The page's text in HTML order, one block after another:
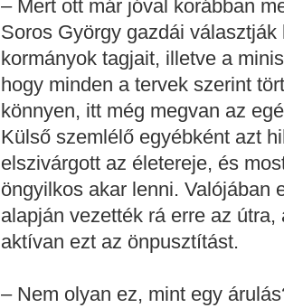
– Mert ott már jóval korábban
Soros György gazdái
kormányok tagjait, illetve a
hogy minden a tervek szerint
könnyen, itt még megvan az
Külső szemlélő egyébként azt
elszivárgott az életereje, és
öngyilkos akar lenni. Valójában
alapján vezették rá erre az
aktívan ezt az önpusztítást.
– Nem olyan ez, mint egy